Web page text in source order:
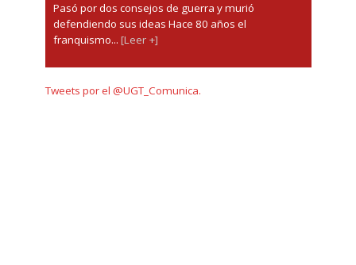
Pasó por dos consejos de guerra y murió
defendiendo sus ideas Hace 80 años el
franquismo... [Leer +]
Tweets por el @UGT_Comunica.